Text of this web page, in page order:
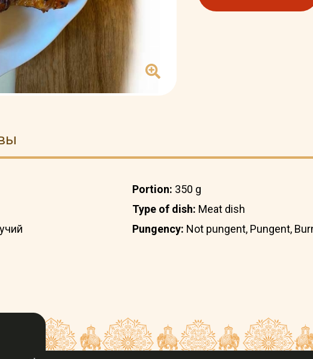
Portion: 350 g
Type of dish: Meat dish
Pungency: Not pungent, Pungent,